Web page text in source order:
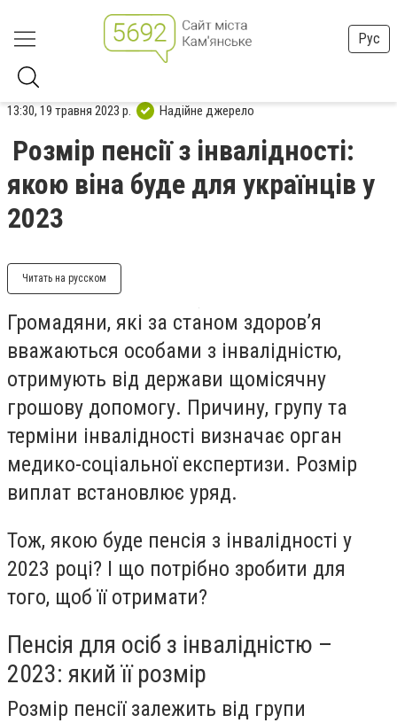
Рус
13:30, 19 травня 2023 р. Надійне джерело
Розмір пенсії з інвалідності:
якою віна буде для українців у
2023
Читать на русском
Громадяни, які за станом здоров’я
вважаються особами з інвалідністю,
отримують від держави щомісячну
грошову допомогу. Причину, групу та
терміни інвалідності визначає орган
медико-соціальної експертизи. Розмір
виплат встановлює уряд.
Тож, якою буде пенсія з інвалідності у
2023 році? І що потрібно зробити для
того, щоб її отримати?
Пенсія для осіб з інвалідністю –
2023: який її розмір
Розмір пенсії залежить від групи